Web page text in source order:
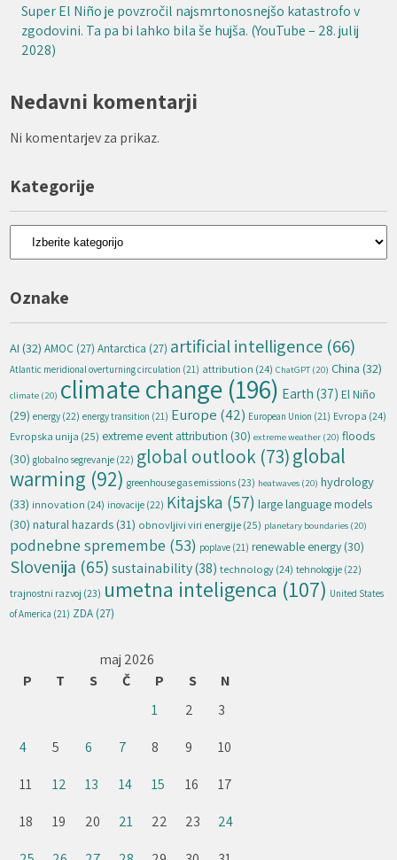
Super El Niño je povzročil najsmrtonosnejšo katastrofo v
zgodovini. Ta pa bi lahko bila še hujša. (YouTube – 28. julij
2028)
Nedavni komentarji
Ni komentarjev za prikaz.
Kategorije
Kategorije
Oznake
AI (32) AMOC (27) Antarctica (27) artificial intelligence (66)
Atlantic meridional overturning circulation (21) attribution (24) ChatGPT (20) China (32)
climate (20) climate change (196) Earth (37) El Niño
(29) energy (22) energy transition (21) Europe (42) European Union (21) Evropa (24)
Evropska unija (25) extreme event attribution (30) extreme weather (20) floods
(30) globalno segrevanje (22) global outlook (73)global
warming (92) greenhouse gas emissions (23) heatwaves (20) hydrology
(33) innovation (24) inovacije (22) Kitajska (57) large language models
(30) natural hazards (31) obnovljivi viri energije(25) planetary boundaries (20)
podnebne spremembe (53) poplave (21) renewable energy (30)
Slovenija (65) sustainability(38) technology(24) tehnologije (22)
trajnostni razvoj (23) umetna inteligenca (107) United States
of America (21) ZDA (27)
maj 2026
P
T S Č P S
N
1
2
3
4
5 6 7 8 9
10
11
12 13 14 15 16
17
18
19 20 21 22 23
24